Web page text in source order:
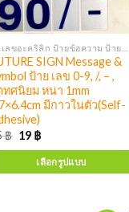
SIGN Message &
ป้าย เลข 0-9, /, – ,
ทศนิยม หนา 1mm
มีกาวในตัว(Self-
฿ 19 ฿
เลือกรูปแบบ